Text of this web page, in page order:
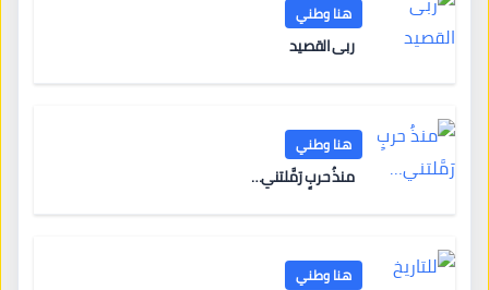
هنا وطني
ربى القصيد
هنا وطني
منذُ حربٍ رَمَّلتني…
هنا وطني